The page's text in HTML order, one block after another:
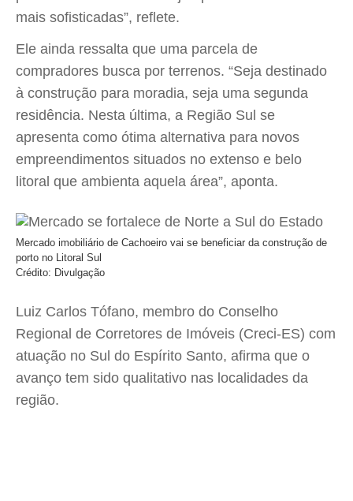
mais sofisticadas”, reflete.
Ele ainda ressalta que uma parcela de
compradores busca por terrenos. “Seja destinado
à construção para moradia, seja uma segunda
residência. Nesta última, a Região Sul se
apresenta como ótima alternativa para novos
empreendimentos situados no extenso e belo
litoral que ambienta aquela área”, aponta.
Mercado imobiliário de Cachoeiro vai se beneficiar da construção de
porto no Litoral Sul
Crédito: Divulgação
Luiz Carlos Tófano, membro do Conselho
Regional de Corretores de Imóveis (Creci-ES) com
atuação no Sul do Espírito Santo, afirma que o
avanço tem sido qualitativo nas localidades da
região.